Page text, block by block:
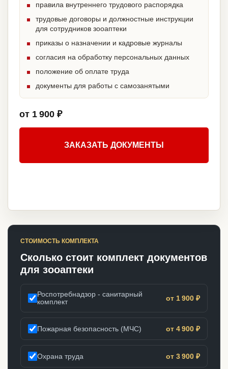
правила внутреннего трудового распорядка
трудовые договоры и должностные инструкции
для сотрудников зооаптеки
приказы о назначении и кадровые журналы
согласия на обработку персональных данных
положение об оплате труда
документы для работы с самозанятыми
от 1 900 ₽
ЗАКАЗАТЬ ДОКУМЕНТЫ
СТОИМОСТЬ КОМПЛЕКТА
Сколько стоит комплект документов
для зооаптеки
Роспотребнадзор - санитарный
комплект
от 1 900 ₽
Пожарная безопасность (МЧС) от 4 900 ₽
Охрана труда от 3 900 ₽